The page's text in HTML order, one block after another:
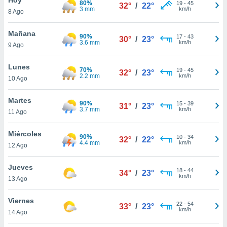
y
en
más
de
8 Ago
80%
3 mm
32° / 22° 19- 45
km/h
Mañana
9 Ago
90%
3.6 mm
30° / 23° 17- 43
km/h
Lunes
10 Ago
70%
2.2 mm
32° / 23° 19- 45
km/h
Martes
11 Ago
90%
3.7 mm
31° / 23° 15- 39
km/h
Miércoles
12 Ago
90%
4.4 mm
32° / 22° 10- 34
km/h
Jueves
13 Ago
34° / 23° 18- 44
km/h
Viernes
14 Ago
33° / 23° 22- 54
km/h